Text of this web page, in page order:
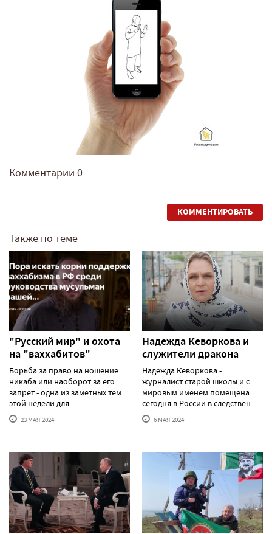
Комментарии 0
КОММЕНТИРОВАТЬ
Также по теме
"Русский мир" и охота
на "ваххабитов"
Борьба за право на ношение
никаба или наоборот за его
запрет - одна из заметных тем
этой недели для......
23 МАЯ'2024
Надежда Кеворкова и
служители дракона
Надежда Кеворкова -
журналист старой школы и с
мировым именем помещена
сегодня в России в следствен......
6 МАЯ'2024